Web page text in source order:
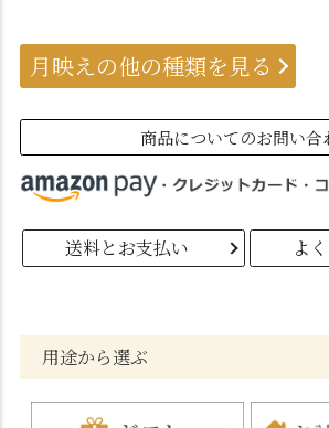
月映えの他の種類を見る
商品についてのお問い合
送料とお支払い よ
用途から選ぶ